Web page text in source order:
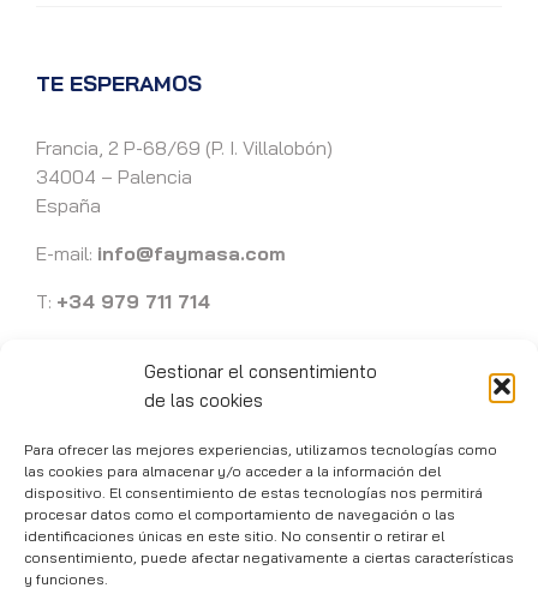
Gestionar el consentimiento
de las cookies
Para ofrecer las mejores experiencias, utilizamos tecnologías como
las cookies para almacenar y/o acceder a la información del
dispositivo. El consentimiento de estas tecnologías nos permitirá
procesar datos como el comportamiento de navegación o las
identificaciones únicas en este sitio. No consentir o retirar el
consentimiento, puede afectar negativamente a ciertas características
y funciones.
TE ESPERAMOS
Francia, 2 P-68/69 (P. I. Villalobón)
34004 – Palencia
España
E-mail: info@faymasa.com
T: +34 979 711 714
Faymasa 1989 -2026 | Ingeniería y mecanizados de precisión en
Palencia
Política de privacidad|Aviso Legal|Política de cookies
Desarrollo de páginas web